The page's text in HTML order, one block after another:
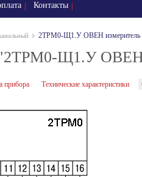
Контакты
2ТРМ0-Щ1.У ОВЕН измеритель
Щ1.У ОВЕН
прибора Технические характеристики